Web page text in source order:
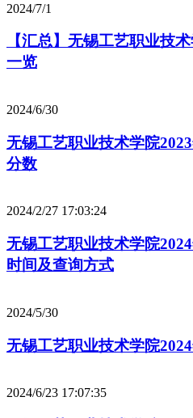
2024/7/1
【汇总】无锡工艺职业技
一览
2024/6/30
无锡工艺职业技术学院
分数
2024/2/27 17:03:24
无锡工艺职业技术学院
时间及查询方式
2024/5/30
无锡工艺职业技术学院
2024/6/23 17:07:35